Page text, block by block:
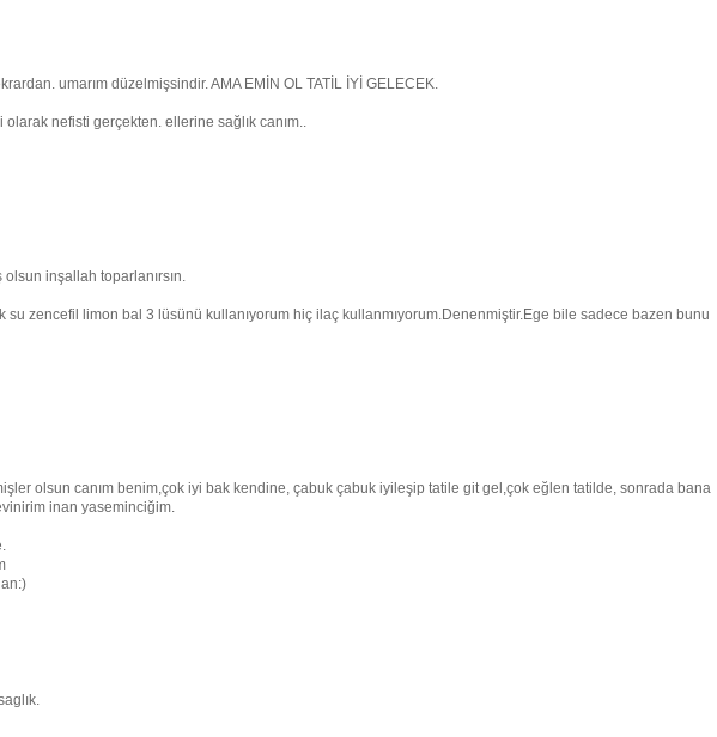
umarım düzelmişsindir. AMA EMİN OL TATİL İYİ GELECEK.
olarak nefisti gerçekten. ellerine sağlık canım..
inşallah toparlanırsın.
su zencefil limon bal 3 lüsünü kullanıyorum hiç ilaç kullanmıyorum.Denenmiştir.Ege bile sadece bazen bunu
olsun canım benim,çok iyi bak kendine, çabuk çabuk iyileşip tatile git gel,çok eğlen tatilde, sonrada bana
inan yaseminciğim.